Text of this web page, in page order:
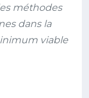
méthodes
dans la
viable